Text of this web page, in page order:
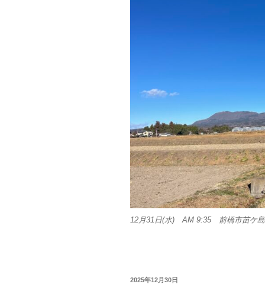
12月31日(水) AM 9:35 前橋市苗ケ
投
2025年12月30日